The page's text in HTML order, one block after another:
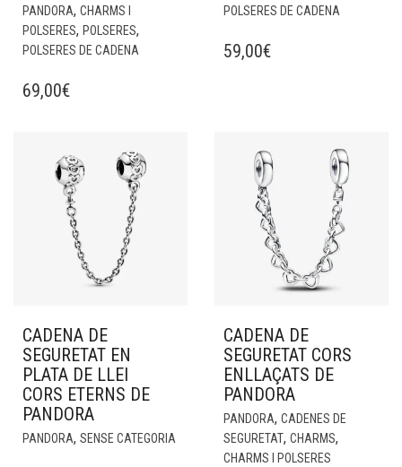
PANDORA, CHARMS I
POLSERES, POLSERES,
POLSERES DE CADENA
69,00€
POLSERES DE CADENA
59,00€
CADENA DE
SEGURETAT EN
PLATA DE LLEI
CORS ETERNS DE
PANDORA
PANDORA, SENSE CATEGORIA
CADENA DE
SEGURETAT CORS
ENLLAÇATS DE
PANDORA
PANDORA, CADENES DE
SEGURETAT, CHARMS,
CHARMS I POLSERES